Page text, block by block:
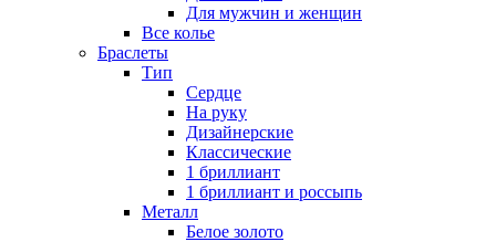
Для мужчин и женщин
Все колье
Браслеты
Тип
Сердце
На руку
Дизайнерские
Классические
1 бриллиант
1 бриллиант и россыпь
Металл
Белое золото